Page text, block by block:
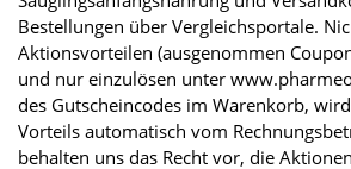
Bestellungen über Vergleichsportale.
Aktionsvorteilen (ausgenommen
und nur einzulösen unter
des Gutscheincodes im Warenkorb,
Vorteils automatisch vom
behalten uns das Recht vor, die